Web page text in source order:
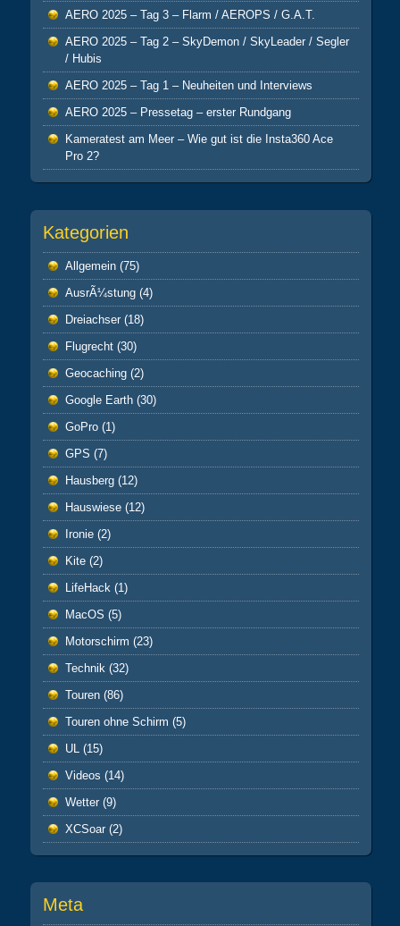
AERO 2025 – Tag 3 – Flarm / AEROPS / G.A.T.
AERO 2025 – Tag 2 – SkyDemon / SkyLeader / Segler
/ Hubis
AERO 2025 – Tag 1 – Neuheiten und Interviews
AERO 2025 – Pressetag – erster Rundgang
Kameratest am Meer – Wie gut ist die Insta360 Ace
Pro 2?
Kategorien
Allgemein(75)
AusrÃ¼stung(4)
Dreiachser(18)
Flugrecht(30)
Geocaching(2)
Google Earth(30)
GoPro(1)
GPS (7)
Hausberg(12)
Hauswiese(12)
Ironie(2)
Kite(2)
LifeHack (1)
MacOS (5)
Motorschirm (23)
Technik (32)
Touren(86)
Touren ohne Schirm (5)
UL (15)
Videos (14)
Wetter(9)
XCSoar(2)
Meta